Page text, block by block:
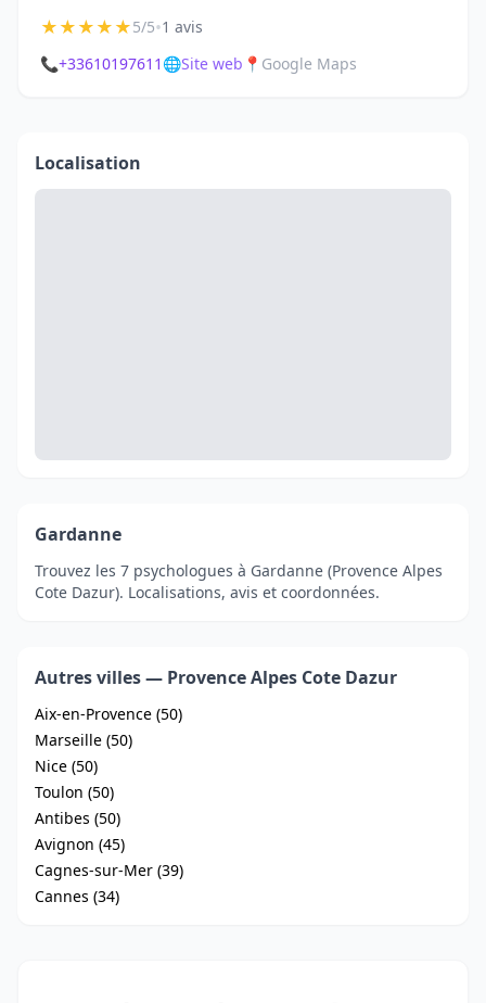
★★★★★5/5•1 avis
📞+33610197611 🌐Site web 📍 Google Maps
Localisation
Gardanne
Trouvez les 7 psychologues à Gardanne (Provence Alpes
Cote Dazur). Localisations, avis et coordonnées.
Autres villes — Provence Alpes Cote Dazur
Aix-en-Provence (50)
Marseille (50)
Nice (50)
Toulon (50)
Antibes (50)
Avignon (45)
Cagnes-sur-Mer (39)
Cannes (34)